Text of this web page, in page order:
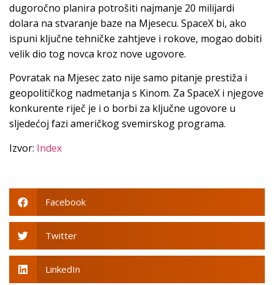
dugoročno planira potrošiti najmanje 20 milijardi
dolara na stvaranje baze na Mjesecu. SpaceX bi, ako
ispuni ključne tehničke zahtjeve i rokove, mogao dobiti
velik dio tog novca kroz nove ugovore.
Povratak na Mjesec zato nije samo pitanje prestiža i
geopolitičkog nadmetanja s Kinom. Za SpaceX i njegove
konkurente riječ je i o borbi za ključne ugovore u
sljedećoj fazi američkog svemirskog programa.
Izvor: Index
Facebook
Twitter
LinkedIn